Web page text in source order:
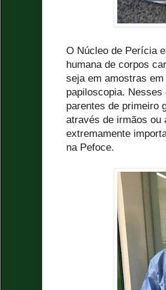
O Núcleo de Perícia
humana de corpos
seja em amostras
papiloscopia.
parentes de primeiro
através de irmãos ou
extremamente
na Pefoce.